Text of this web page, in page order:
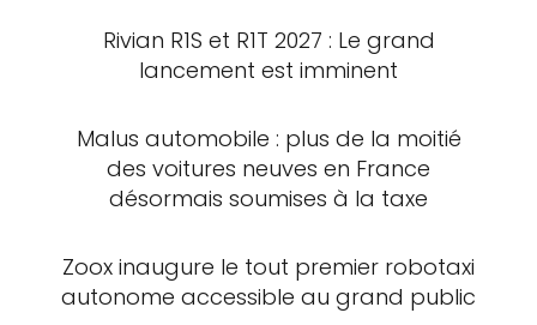
Rivian R1S et R1T 2027 : Le grand
lancement est imminent
Malus automobile : plus de la moitié
des voitures neuves en France
désormais soumises à la taxe
Zoox inaugure le tout premier robotaxi
autonome accessible au grand public